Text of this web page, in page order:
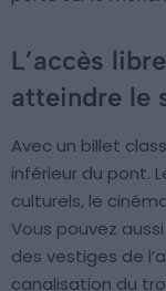
L’accès
atteindre le
Avec un billet
inférieur du pont.
culturels, le
Vous pouvez
des vestiges de
canalisation du